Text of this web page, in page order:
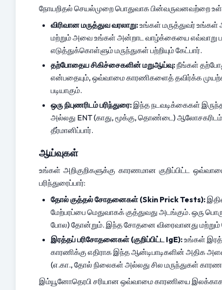
நோயறிதல் செயல்முறை பொதுவாக பின்வருவனவற்றை
விரிவான மருத்துவ வரலாறு: உங்கள் மருத்துவர் உங்கள்
மற்றும் அவை உங்கள் அன்றாட வாழ்க்கையை எவ்வாறு
எடுத்துக்கொள்ளும் மருந்துகள் பற்றியும் கேட்பார்.
தற்போதைய சிகிச்சைகளின் மறுஆய்வு: நீங்கள்
என்பதையும், ஒவ்வாமை காரணிகளைத் தவிர்க்க
படியாகும்.
ஒரு நிபுணரிடம் பரிந்துரை: இந்த நடவடிக்கைகள்
அல்லது ENT (காது, மூக்கு, தொண்டை) ஆலோசகரிடம்
தீர்மானிப்பார்.
ஆய்வுகள்
உங்கள் அறிகுறிகளுக்கு காரணமான குறிப்பிட்ட
பரிந்துரைப்பார்:
தோல் குத்தல் சோதனைகள் (Skin Prick Tests):
மேற்பரப்பை மெதுவாகக் குத்துவது அடங்கும். ஒரு
போல) தோன்றும். இந்த சோதனை விரைவானது மற்றும்
இரத்தப் பரிசோதனைகள் (குறிப்பிட்ட IgE): உங்கள்
காரணிக்கு எதிராக இந்த ஆன்டிபாடிகளின் அதிக
(எ.கா., தோல் நிலைகள் அல்லது சில மருந்துகள்
இம்யூனோதெரபி சரியான ஒவ்வாமை காரணியை